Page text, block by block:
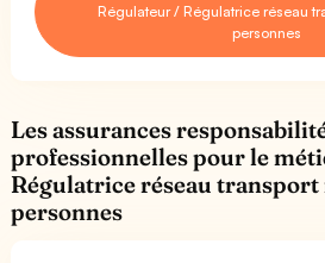
Régulateur / Régulatrice réseau
personnes
Les assurances
professionnelles pour le
Régulatrice réseau
personnes